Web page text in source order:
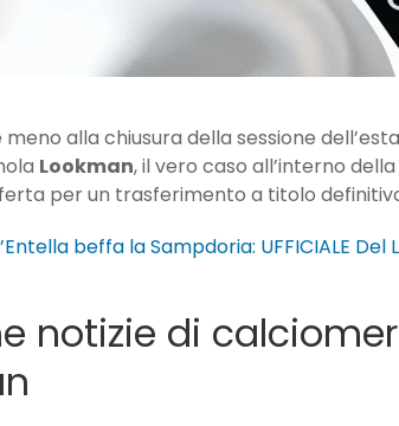
alla chiusura della sessione
Lookman, il vero caso all’interno
per un trasferimento a titolo
beffa la Sampdoria: UFFICIALE Del
notizie di